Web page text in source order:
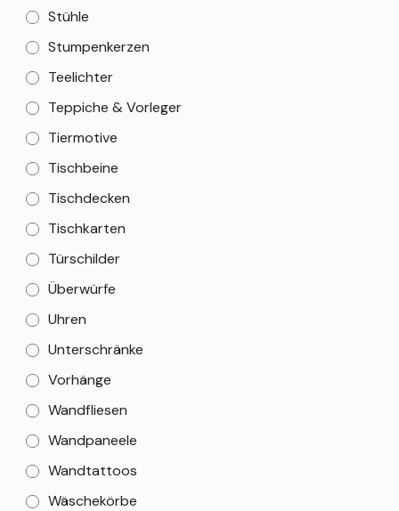
Stühle
Stumpenkerzen
Teelichter
Teppiche & Vorleger
Tiermotive
Tischbeine
Tischdecken
Tischkarten
Türschilder
Überwürfe
Uhren
Unterschränke
Vorhänge
Wandfliesen
Wandpaneele
Wandtattoos
Wäschekörbe